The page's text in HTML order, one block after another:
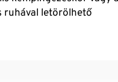
ruhával letörölhető